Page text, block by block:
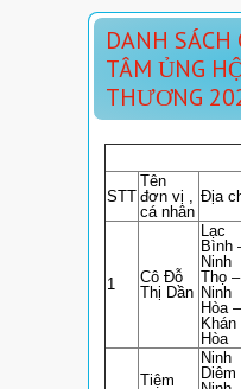
DANH SÁCH
TÂM ỦNG
THƯƠNG
STT
Tên
đơn vị ,
cá nhân
Địa
1
Cô Đỗ
Thị Dần
Lạc
Bình
Ninh
Thọ –
Ninh
Hòa –
Khán
Hòa
Tiệm
Ninh
Diêm